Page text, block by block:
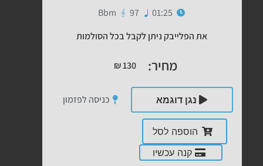
01:25
97
Bbm
את הפלייבק ניתן לקבל בכל הסולמות
מחיר: ₪130
נגן דוגמא כניסה לפזמון
הוספה לסל
קנה עכשיו